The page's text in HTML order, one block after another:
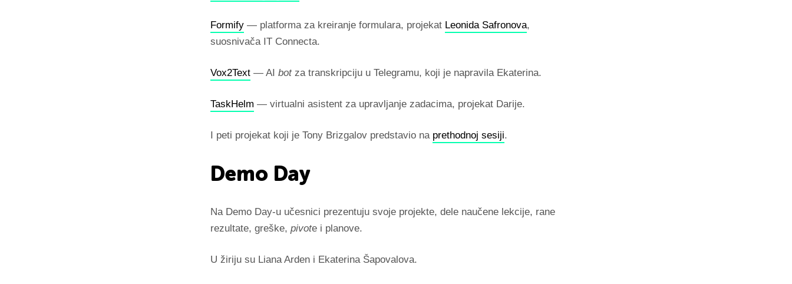
Formify — platforma za kreiranje formulara, projekat Leonida Safronova,
suosnivača IT Connecta.
Vox2Text — AI botza transkripciju u Telegramu, koji je napravila Ekaterina.
TaskHelm — virtualni asistent za upravljanje zadacima, projekat Darije.
I peti projekat koji je Tony Brizgalov predstavio na prethodnoj sesiji.
Demo Day
Na Demo Day-u učesnici prezentuju svoje projekte, dele naučene lekcije, rane
rezultate, greške, pivote i planove.
U žiriju su Liana Arden i Ekaterina Šapovalova.